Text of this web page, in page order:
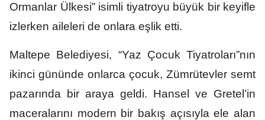
Ormanlar Ülkesi” isimli tiyatroyu büyük bir keyifle
izlerken aileleri de onlara eşlik etti.
Maltepe Belediyesi, “Yaz Çocuk Tiyatroları”nın
ikinci gününde onlarca çocuk, Zümrütevler semt
pazarında bir araya geldi. Hansel ve Gretel’in
maceralarını modern bir bakış açısıyla ele alan